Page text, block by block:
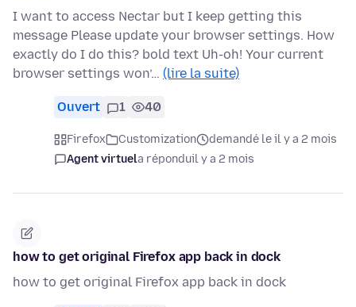
I want to access Nectar but I keep getting this
message Please update your browser settings. How
exactly do I do this? bold text Uh-oh! Your current
browser settings won’… (lire la suite)
Ouvert 1 40
Firefox Customization
demandé le il y a 2 mois
Agent virtuela réponduil y a 2 mois
how to get original Firefox app back in dock
how to get original Firefox app back in dock